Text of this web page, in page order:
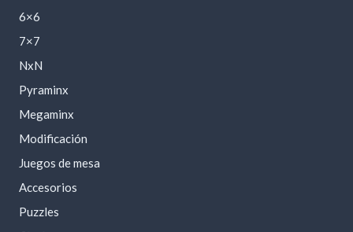
6×6
7×7
NxN
Pyraminx
Megaminx
Modificación
Juegos de mesa
Accesorios
Puzzles